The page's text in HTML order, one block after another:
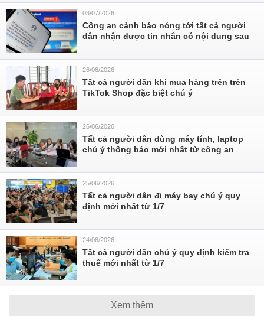
03/07/2026
Công an cảnh báo nóng tới tất cả người
dân nhận được tin nhắn có nội dung sau
26/06/2026
Tất cả người dân khi mua hàng trên trên
TikTok Shop đặc biệt chú ý
26/06/2026
Tất cả người dân dùng máy tính, laptop
chú ý thông báo mới nhất từ công an
25/06/2026
Tất cả người dân đi máy bay chú ý quy
định mới nhất từ 1/7
24/06/2026
Tất cả người dân chú ý quy định kiểm tra
thuế mới nhất từ 1/7
Xem thêm